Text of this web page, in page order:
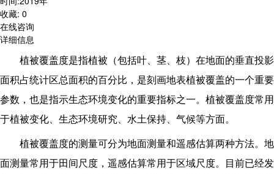
收藏: 0
在线咨询
详细信息
植被覆盖度是指植被（包括叶、茎、枝）在地面的垂直投影
面积占统计区总面积的百分比，是刻画地表植被覆盖的一个重要
参数，也是指示生态环境变化的重要指标之一。植被覆盖度常用
于植被变化、生态环境研究、水土保持、气候等方面。
植被覆盖度的测量可分为地面测量和遥感估算两种方法。地
面测量常用于田间尺度，遥感估算常用于区域尺度。目前已经发